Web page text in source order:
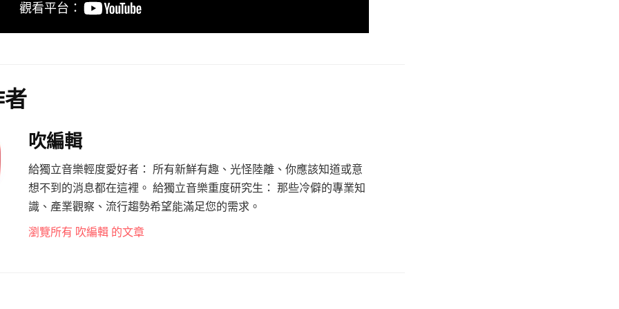
吹編輯
給獨立音樂輕度愛好者： 所有新鮮有趣、光怪陸離、你應該知道或意
想不到的消息都在這裡。 給獨立音樂重度研究生： 那些冷僻的專業知
識、產業觀察、流行趨勢希望能滿足您的需求。
瀏覽所有 吹編輯 的文章